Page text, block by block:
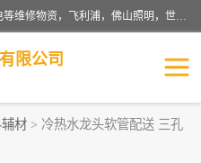
专业配送水暖器材、光源灯具、五金交电等维修物资，飞利浦，佛山照明，世达，博世，九牧，特陶等各产品涉及国内外知名品牌。公司专注与物业、学校、酒店、工厂等单位合作，提供一站式配送服务，降低客户综合成本。依托电子商务改变传统模式，以专业的团队为客户提供24H物资配送到达，货到月结、统一开票，便捷退换等服务，提高了企业的运营效率。
限公司
材 > 冷热水龙头软管配送 三孔